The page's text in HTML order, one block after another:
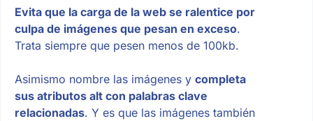
Evita que la carga de la web se ralentice por
culpa de imágenes que pesan en exceso.
Trata siempre que pesen menos de 100kb.
Asimismo nombre las imágenes y completa
sus atributos alt con palabras clave
relacionadas. Y es que las imágenes también